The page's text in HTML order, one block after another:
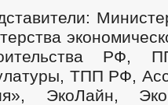
ТПП РФ,
ЭкоЛайн,